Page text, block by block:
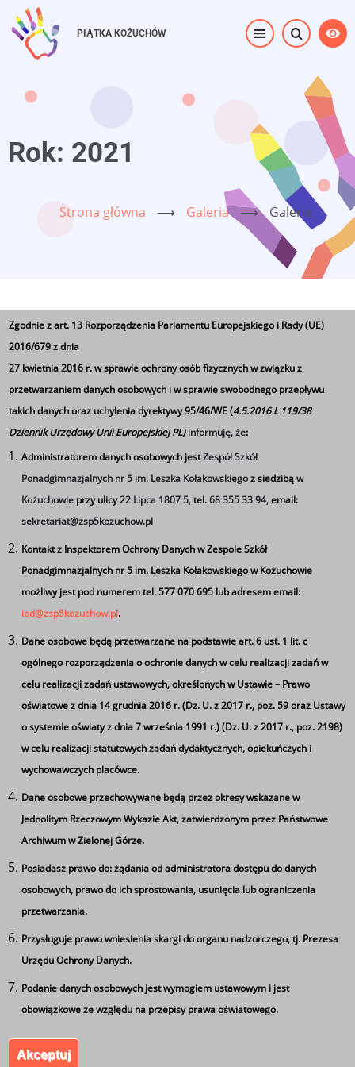
Przejdź
do
treści
PIĄTKA KOŻUCHÓW
Rok: 2021
Strona główna ⟶ Galeria ⟶ Galeria
2021
Zajęcia z innowacji wojskowej
Zespół Szkół Ponadgimnazjalnych nr 5 im. Leszka
Kołakowskiego w Kożuchowie. Wszystkie prawa
Ta strona wykorzystuje pliki cookie
Używamy informacji zapisanych za pomocą plików
korzystaniu z naszego serwisu. Mogą też korzystać z nich
współpracujące z nami firmy badawcze oraz reklamowe.
Jeżeli wyrażasz zgodę na zapisywanie informacji zawartej
w cookies kliknij na przycisk 'zgadzam się'. Jeśli nie
możesz zmienić w swojej przeglądarce.
Zgodnie z art. 13 Rozporządzenia Parlamentu Europejskiego i Rady (UE)
2016/679 z dnia
27 kwietnia 2016 r. w sprawie ochrony osób fizycznych w związku z
przetwarzaniem danych osobowych i w sprawie swobodnego przepływu
takich danych oraz uchylenia dyrektywy 95/46/WE (4.5.2016 L 119/38
Dziennik Urzędowy Unii Europejskiej PL)informuję, że:
Administratorem danych osobowych jestZespół Szkół
Ponadgimnazjalnych nr 5 im. Leszka Kołakowskiegoz siedzibąw
Kożuchowie przy ulicy22 Lipca 1807 5,tel.68 355 33 94,email:
sekretariat@zsp5kozuchow.pl
Kontakt z Inspektorem Ochrony Danych w Zespole Szkół
Ponadgimnazjalnych nr 5 im. Leszka Kołakowskiego w Kożuchowie
możliwy jest pod numerem tel. 577 070 695 lub adresem email:
iod@zsp5kozuchow.pl.
Dane osobowe będą przetwarzane na podstawie art. 6 ust. 1 lit. c
ogólnego rozporządzenia o ochronie danych w celu realizacji zadań w
celu realizacji zadań ustawowych, określonych w Ustawie – Prawo
oświatowe z dnia 14 grudnia 2016 r. (Dz. U. z 2017 r., poz. 59 oraz Ustawy
o systemie oświaty z dnia 7 września 1991 r.) (Dz. U. z 2017 r., poz. 2198)
w celu realizacji statutowych zadań dydaktycznych, opiekuńczych i
wychowawczych placówce.
Dane osobowe przechowywane będą przez okresy wskazane w
Jednolitym Rzeczowym Wykazie Akt, zatwierdzonym przez Państwowe
Archiwum w Zielonej Górze.
Posiadasz prawo do: żądania od administratora dostępu do danych
osobowych, prawo do ich sprostowania, usunięcia lub ograniczenia
przetwarzania.
Przysługuje prawo wniesienia skargi do organu nadzorczego, tj. Prezesa
Urzędu Ochrony Danych.
Podanie danych osobowych jest wymogiem ustawowym i jest
obowiązkowe ze względu na przepisy prawa oświatowego.
Akceptuj